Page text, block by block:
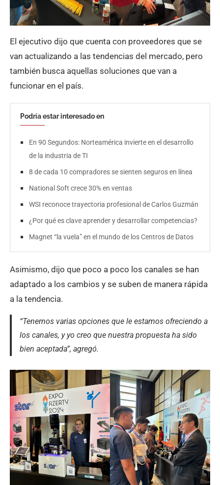
El ejecutivo dijo que cuenta con proveedores que se
van actualizando a las tendencias del mercado, pero
también busca aquellas soluciones que van a
funcionar en el país.
Podría estar interesado en
En 90 Segundos: Norteamérica invierte en el desarrollo
de la industria de TI
8 de cada 10 compradores se sienten seguros en línea
National Soft crece 30% en ventas
WSI reconoce trayectoria profesional de Carlos Guzmán
¿Por qué es clave aprender y desarrollar competencias?
Magnet “la vuela” en el mundo de los Centros de Datos
Asimismo, dijo que poco a poco los canales se han
adaptado a los cambios y se suben de manera rápida
a la tendencia.
“Tenemos varias opciones que le estamos ofreciendo a
los canales, y yo creo que nuestra propuesta ha sido
bien aceptada”, agregó.